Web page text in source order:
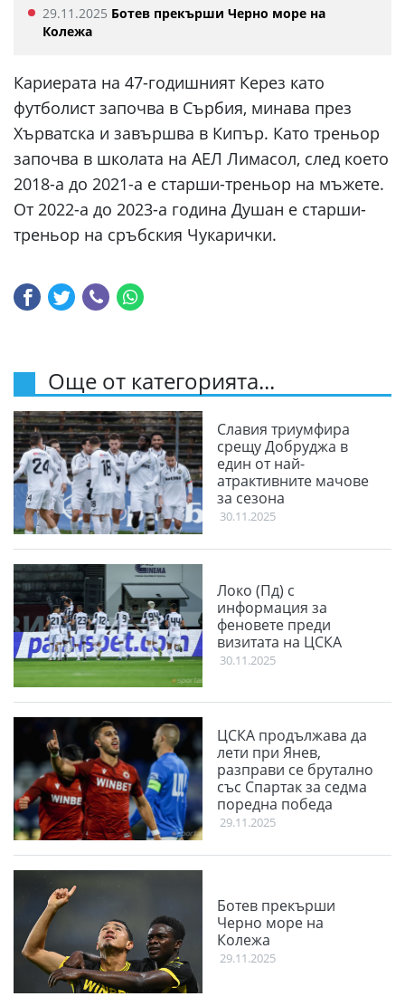
29.11.2025 Ботев прекърши Черно море на
Колежа
Кариерата на 47-годишният Керез като
футболист започва в Сърбия, минава през
Хърватска и завършва в Кипър. Като треньор
започва в школата на АЕЛ Лимасол, след което
2018-а до 2021-а е старши-треньор на мъжете.
От 2022-а до 2023-а година Душан е старши-
треньор на сръбския Чукарички.
Още от категорията...
Славия триумфира
срещу Добруджа в
един от най-
атрактивните мачове
за сезона
30.11.2025
Локо (Пд) с
информация за
феновете преди
визитата на ЦСКА
30.11.2025
ЦСКА продължава да
лети при Янев,
разправи се брутално
със Спартак за седма
поредна победа
29.11.2025
Ботев прекърши
Черно море на
Колежа
29.11.2025